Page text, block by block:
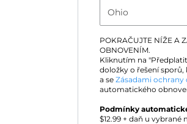
POKRAČUJTE NÍŽE A
OBNOVENÍM.
Kliknutím na
doložky o řešení sporů,
a se Zásadami ochrany
automatického
Podmínky
$12.99 + daň u vybrané